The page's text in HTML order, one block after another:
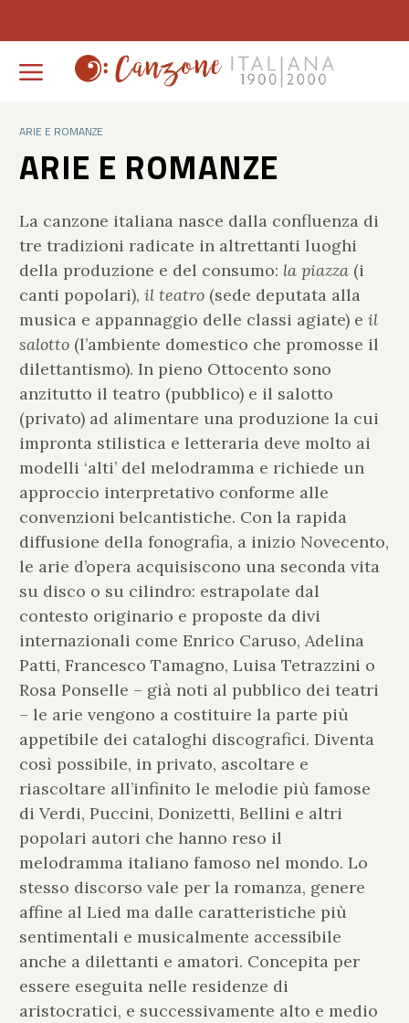
ARIE E ROMANZE
ARIE E ROMANZE
La canzone italiana nasce dalla confluenza di
tre tradizioni radicate in altrettanti luoghi
della produzione e del consumo: la piazza(i
canti popolari), il teatro(sede deputata alla
musica e appannaggio delle classi agiate) e il
salotto(l’ambiente domestico che promosse il
dilettantismo). In pieno Ottocento sono
anzitutto il teatro (pubblico) e il salotto
(privato) ad alimentare una produzione la cui
impronta stilistica e letteraria deve molto ai
modelli ‘alti’ del melodramma e richiede un
approccio interpretativo conforme alle
convenzioni belcantistiche. Con la rapida
diffusione della fonografia, a inizio Novecento,
le arie d’opera acquisiscono una seconda vita
su disco o su cilindro: estrapolate dal
contesto originario e proposte da divi
internazionali come Enrico Caruso, Adelina
Patti, Francesco Tamagno, Luisa Tetrazzini o
Rosa Ponselle – già noti al pubblico dei teatri
– le arie vengono a costituire la parte più
appetibile dei cataloghi discografici. Diventa
così possibile, in privato, ascoltare e
riascoltare all’infinito le melodie più famose
di Verdi, Puccini, Donizetti, Bellini e altri
popolari autori che hanno reso il
melodramma italiano famoso nel mondo. Lo
stesso discorso vale per la romanza, genere
affine al Lied ma dalle caratteristiche più
sentimentali e musicalmente accessibile
anche a dilettanti e amatori. Concepita per
essere eseguita nelle residenze di
aristocratici, e successivamente alto e medio